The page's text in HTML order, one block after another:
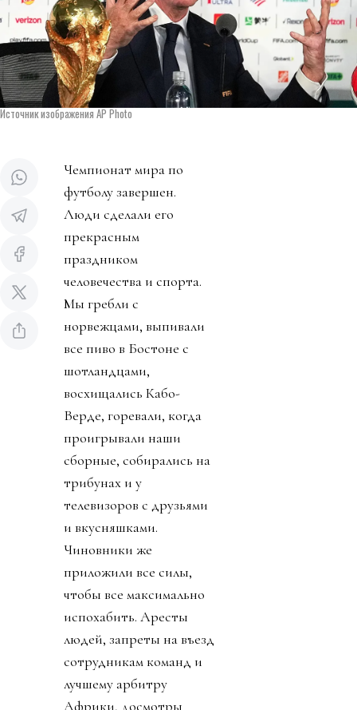
Источник изображения AP Photo
Чемпионат мира по
футболу завершен.
Люди сделали его
прекрасным
праздником
человечества и спорта.
Мы гребли с
норвежцами, выпивали
все пиво в Бостоне с
шотландцами,
восхищались Кабо-
Верде, горевали, когда
проигрывали наши
сборные, собирались на
трибунах и у
телевизоров с друзьями
и вкусняшками.
Чиновники же
приложили все силы,
чтобы все максимально
испохабить. Аресты
людей, запреты на въезд
сотрудникам команд и
лучшему арбитру
Африки, досмотры